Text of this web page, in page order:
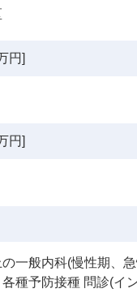
円]
円]
一般内科(慢性期、
種予防接種 問診(イ